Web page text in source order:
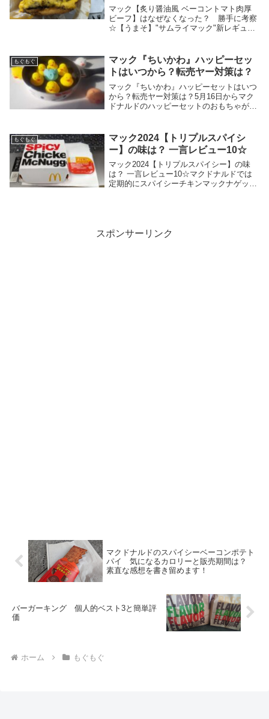
マック【炙り醤油風 ベーコントマト肉厚
ビーフ】はなぜなくなった？ 勝手に考察
☆【うまそ】"サムライマック"新レギュラ
フとたまごに、香ばしいソースが決め手の
一品。新...
もぐもぐ
マック『ちいかわ』ハッピーセッ
トはいつから？転売ヤー対策は？
マック『ちいかわ』ハッピーセットはいつ
から？転売ヤー対策は？5月16日からマク
ドナルドのハッピーセットのおもちゃがち
がありますが、たまに転売目的で大量に先
取りされて...
もぐもぐ
マック2024【トリプルスパイシ
ー】の味は？ 一言レビュー10☆
マック2024【トリプルスパイシー】の味
は？ 一言レビュー10☆マクドナルドでは
定期的にスパイシーチキンマックナゲット
スポンサーリンク
マクドナルドのスパイシーベーコンポテト
パイ 気になるカロリーと販売期間は？
素直な感想を書き留めます！
バーガーキング 個人的ベスト3と簡単評
価
ホーム もぐもぐ